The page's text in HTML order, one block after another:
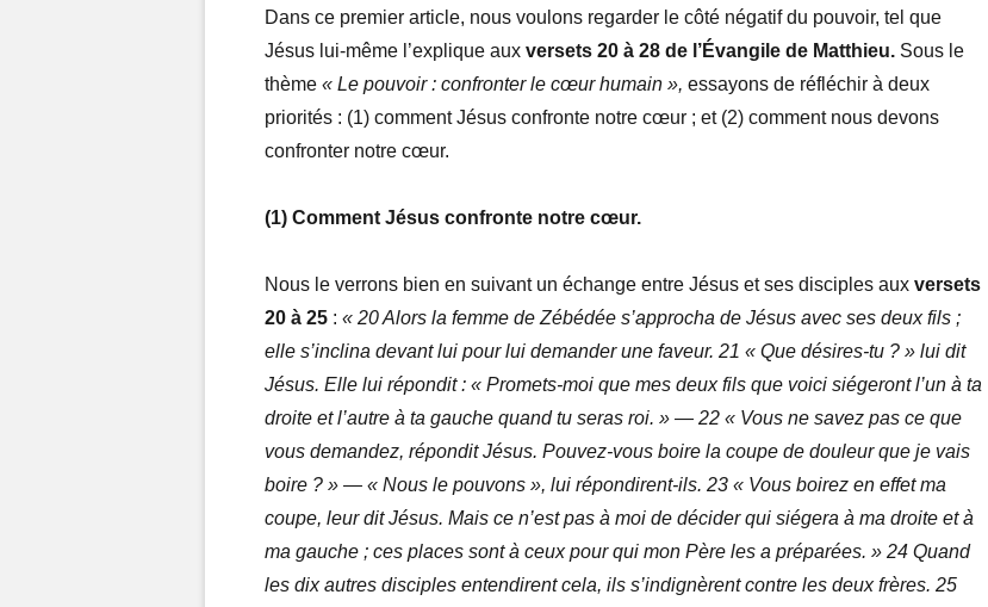
Dans ce premier article, nous voulons regarder le côté négatif du pouvoir, tel que
Jésus lui-même l’explique aux versets 20 à 28 de l’Évangile de Matthieu. Sous le
thème « Le pouvoir : confronter le cœur humain », essayons de réfléchir à deux
priorités : (1) comment Jésus confronte notre cœur ; et (2) comment nous devons
confronter notre cœur.
(1) Comment Jésus confronte notre cœur.
Nous le verrons bien en suivant un échange entre Jésus et ses disciples aux versets
20 à 25 : « 20 Alors la femme de Zébédée s’approcha de Jésus avec ses deux fils ;
elle s’inclina devant lui pour lui demander une faveur. 21 « Que désires-tu ? » lui dit
Jésus. Elle lui répondit : « Promets-moi que mes deux fils que voici siégeront l’un à ta
droite et l’autre à ta gauche quand tu seras roi. » — 22 « Vous ne savez pas ce que
vous demandez, répondit Jésus. Pouvez-vous boire la coupe de douleur que je vais
boire ? » — « Nous le pouvons », lui répondirent-ils. 23 « Vous boirez en effet ma
coupe, leur dit Jésus. Mais ce n’est pas à moi de décider qui siégera à ma droite et à
ma gauche ; ces places sont à ceux pour qui mon Père les a préparées. » 24 Quand
les dix autres disciples entendirent cela, ils s’indignèrent contre les deux frères. 25